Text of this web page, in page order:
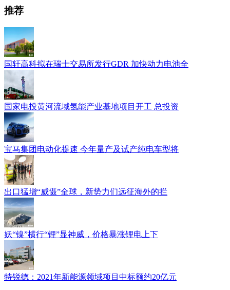
推荐
国轩高科拟在瑞士交易所发行GDR 加快动力电池全
国家电投黄河流域氢能产业基地项目开工 总投资
宝马集团电动化提速 今年量产及试产纯电车型将
出口猛增“威慑”全球，新势力们远征海外的拦
妖“镍”横行“锂”显神威，价格暴涨锂电上下
特锐德：2021年新能源领域项目中标额约20亿元